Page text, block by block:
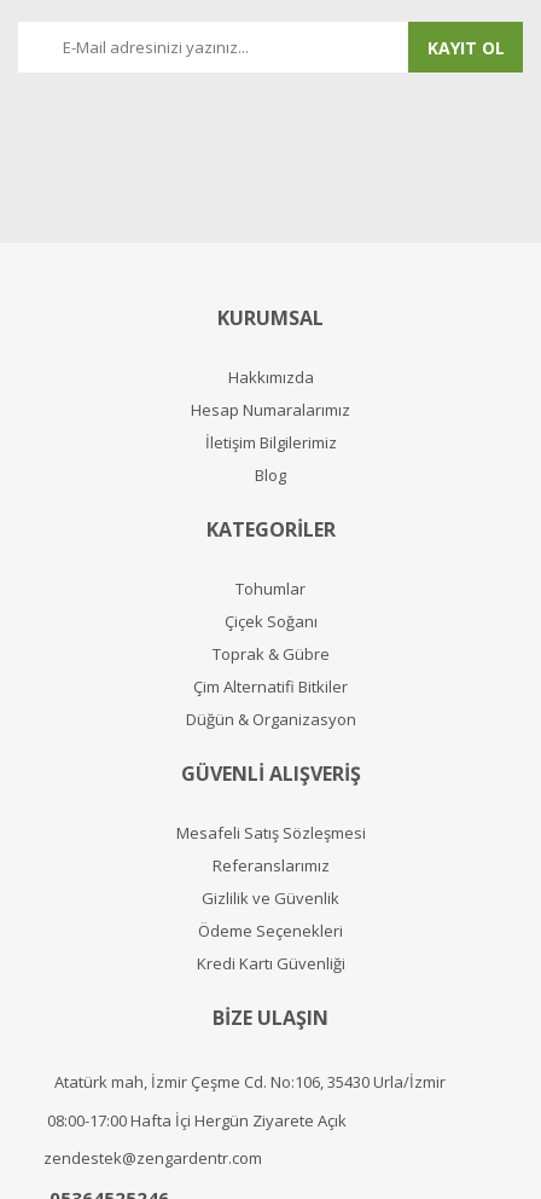
KAYIT OL
KURUMSAL
Hakkımızda
Hesap Numaralarımız
İletişim Bilgilerimiz
Blog
KATEGORİLER
Tohumlar
Çiçek Soğanı
Toprak & Gübre
Çim Alternatifi Bitkiler
Düğün & Organizasyon
GÜVENLİ ALIŞVERİŞ
Mesafeli Satış Sözleşmesi
Referanslarımız
Gizlilik ve Güvenlik
Ödeme Seçenekleri
Kredi Kartı Güvenliği
BİZE ULAŞIN
Atatürk mah, İzmir Çeşme Cd. No:106, 35430 Urla/İzmir
08:00-17:00 Hafta İçi Hergün Ziyarete Açık
zendestek@zengardentr.com